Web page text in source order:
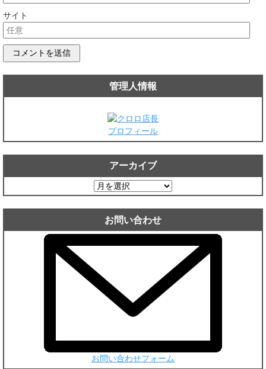
サイト
管理人情報
プロフィール
アーカイブ
ア
ー
カ
ブ
お問い合わせ
お問い合わせフォーム